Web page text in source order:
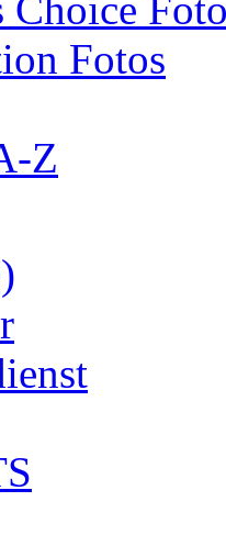
Fotos
Z